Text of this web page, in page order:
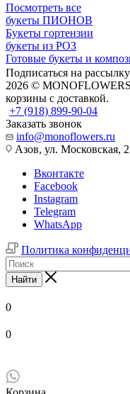
Посмотреть все
букеты ПИОНОВ
Букеты гортензии
букеты из РОЗ
Готовые букеты и
Подписаться на рассылку
2026 ©
корзины с доставкой.
+7 (918) 899-90-04
Заказать звонок
info@monoflowers.ru
Азов, ул. Московская,
Вконтакте
Facebook
Instagram
Telegram
WhatsApp
Политика
Найти
0
0